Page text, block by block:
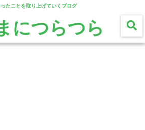
たことを取り上げていくブログ
につらつら